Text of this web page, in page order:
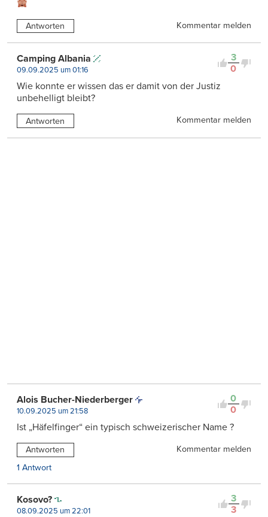
Antworten Kommentar melden
3
0
Camping Albania
09.09.2025 um 01:16
Wie konnte er wissen das er damit von der Justiz
unbehelligt bleibt?
Antworten Kommentar melden
0
0
Alois Bucher-Niederberger
10.09.2025 um 21:58
Ist „Häfelfinger“ ein typisch schweizerischer Name ?
Antworten
Kommentar melden
1 Antwort
3
3
Kosovo?
08.09.2025 um 22:01